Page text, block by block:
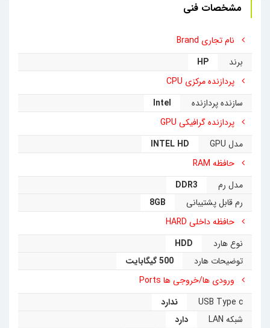
مشخصات فنی
نام تجاری Brand
برند
HP
پردازنده مرکزی CPU
سازنده پردازنده
Intel
پردازنده گرافیکی GPU
مدل GPU
INTEL HD
حافظه RAM
مدل رم
DDR3
رم قابل پشتیبانی
8GB
حافظه داخلی HARD
نوع هارد
HDD
توضیحات هارد
500 گیگابایت
ورودی ها/خروجی ها Ports
USB Type c
ندارد
شبکه LAN
دارد